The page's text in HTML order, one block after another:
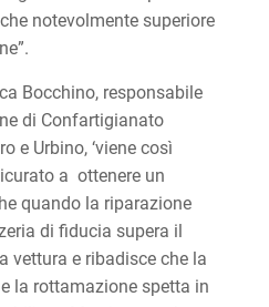
notevolmente superiore
Bocchino, responsabile
di Confartigianato
e Urbino, ‘viene così
a ottenere un
quando la riparazione
di fiducia supera il
vettura e ribadisce che la
la rottamazione spetta in